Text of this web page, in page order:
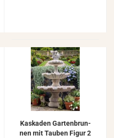
Kas­ka­den Gar­ten­brun­
nen mit Tau­ben Figur 2